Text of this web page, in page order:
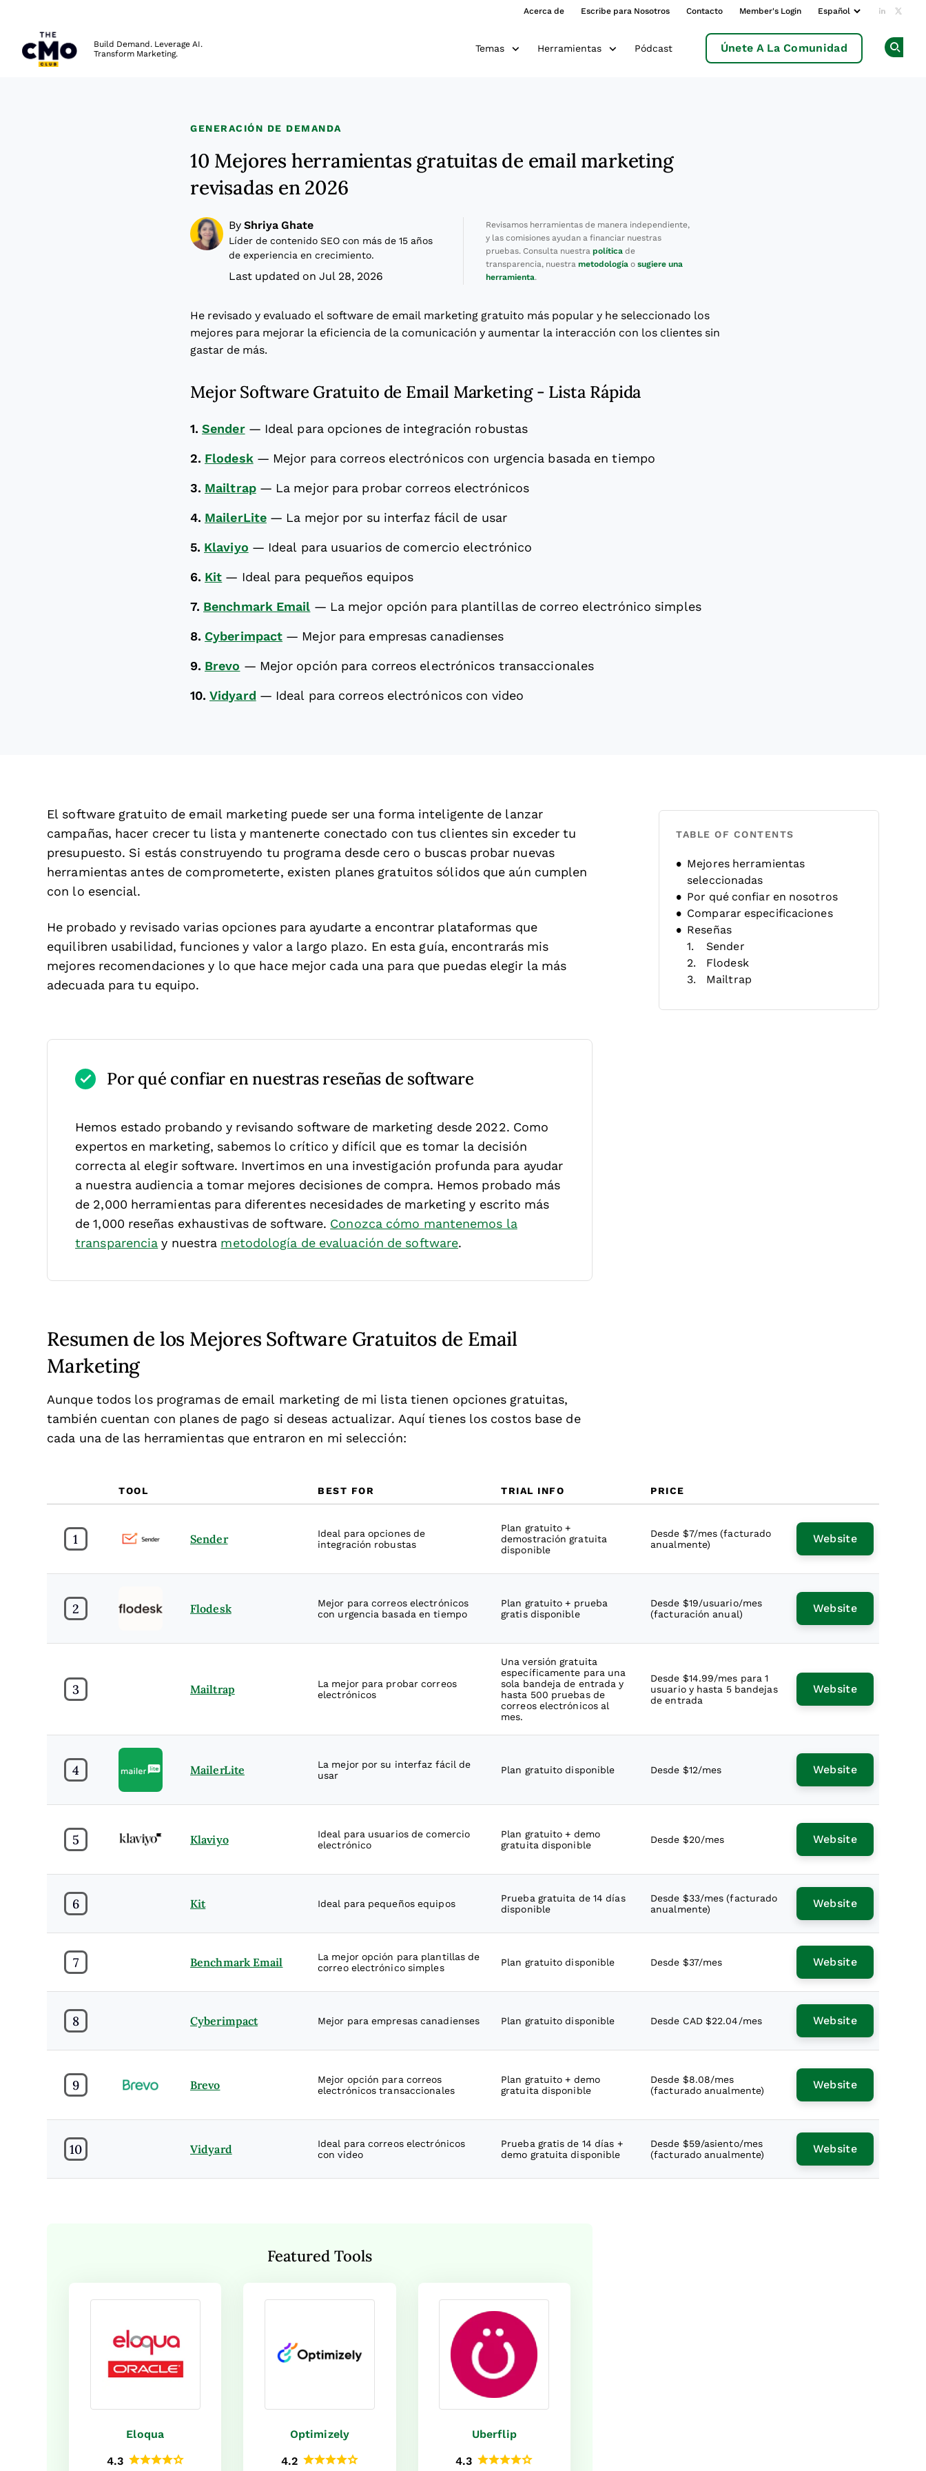
Acerca de Escribe para Nosotros Contacto Member's Login Add us
Build Demand. Leverage AI.
Transform Marketing.
Temas Herramientas Pódcast Únete A La Comunidad
GENERACIÓN DE DEMANDA
10 Mejores herramientas gratuitas de email marketing
revisadas en 2026
By Shriya Ghate
Líder de contenido SEO con más de 15 años
de experiencia en crecimiento.
Last updated on Jul 28, 2026
Revisamos herramientas de manera independiente,
y las comisiones ayudan a financiar nuestras
pruebas. Consulta nuestra política de
transparencia, nuestra metodología o sugiere una
herramienta.
He revisado y evaluado el software de email marketing gratuito más popular y he seleccionado los
mejores para mejorar la eficiencia de la comunicación y aumentar la interacción con los clientes sin
gastar de más.
Mejor Software Gratuito de Email Marketing - Lista Rápida
1. Sender — Ideal para opciones de integración robustas
2. Flodesk — Mejor para correos electrónicos con urgencia basada en tiempo
3. Mailtrap — La mejor para probar correos electrónicos
4. MailerLite — La mejor por su interfaz fácil de usar
5. Klaviyo — Ideal para usuarios de comercio electrónico
6. Kit — Ideal para pequeños equipos
7. Benchmark Email — La mejor opción para plantillas de correo electrónico simples
8. Cyberimpact — Mejor para empresas canadienses
9. Brevo — Mejor opción para correos electrónicos transaccionales
10. Vidyard — Ideal para correos electrónicos con video
El software gratuito de email marketing puede ser una forma inteligente de lanzar
campañas, hacer crecer tu lista y mantenerte conectado con tus clientes sin exceder tu
presupuesto. Si estás construyendo tu programa desde cero o buscas probar nuevas
herramientas antes de comprometerte, existen planes gratuitos sólidos que aún cumplen
con lo esencial.
He probado y revisado varias opciones para ayudarte a encontrar plataformas que
equilibren usabilidad, funciones y valor a largo plazo. En esta guía, encontrarás mis
mejores recomendaciones y lo que hace mejor cada una para que puedas elegir la más
adecuada para tu equipo.
Por qué confiar en nuestras reseñas de software
Hemos estado probando y revisando software de marketing desde 2022. Como
expertos en marketing, sabemos lo crítico y difícil que es tomar la decisión
correcta al elegir software. Invertimos en una investigación profunda para ayudar
a nuestra audiencia a tomar mejores decisiones de compra. Hemos probado más
de 2,000 herramientas para diferentes necesidades de marketing y escrito más
de 1,000 reseñas exhaustivas de software. Conozca cómo mantenemos la
transparencia y nuestra metodología de evaluación de software.
Resumen de los Mejores Software Gratuitos de Email
Marketing
Aunque todos los programas de email marketing de mi lista tienen opciones gratuitas,
también cuentan con planes de pago si deseas actualizar. Aquí tienes los costos base de
cada una de las herramientas que entraron en mi selección:
TOOL BEST FOR TRIAL INFO PRICE
1 Sender
Ideal para opciones de
integración robustas
Plan gratuito +
demostración gratuita
disponible
Desde $7/mes (facturado
anualmente)
Website
2 Flodesk
Mejor para correos electrónicos
con urgencia basada en tiempo
Plan gratuito + prueba
gratis disponible
Desde $19/usuario/mes
(facturación anual)
Website
3 Mailtrap
La mejor para probar correos
electrónicos
Una versión gratuita
específicamente para una
sola bandeja de entrada y
hasta 500 pruebas de
correos electrónicos al
mes.
Desde $14.99/mes para 1
usuario y hasta 5 bandejas
de entrada
Website
4 MailerLite
La mejor por su interfaz fácil de
usar
Plan gratuito disponible Desde $12/mes Website
5 Klaviyo
Ideal para usuarios de comercio
electrónico
Plan gratuito + demo
gratuita disponible
Desde $20/mes Website
6 Kit Ideal para pequeños equipos
Prueba gratuita de 14 días
disponible
Desde $33/mes (facturado
anualmente)
Website
7 Benchmark Email
La mejor opción para plantillas de
correo electrónico simples
Plan gratuito disponible Desde $37/mes Website
8 Cyberimpact Mejor para empresas canadienses Plan gratuito disponible Desde CAD $22.04/mes Website
9 Brevo
Mejor opción para correos
electrónicos transaccionales
Plan gratuito + demo
gratuita disponible
Desde $8.08/mes
(facturado anualmente)
Website
10 Vidyard
Ideal para correos electrónicos
con video
Prueba gratis de 14 días +
demo gratuita disponible
Desde $59/asiento/mes
(facturado anualmente)
Website
Featured Tools
Eloqua
4.3
Optimizely
4.2
Uberflip
4.3
TABLE OF CONTENTS
Mejores herramientas
seleccionadas
Por qué confiar en nosotros
Comparar especificaciones
Reseñas
Sender
Flodesk
Mailtrap
Klaviyo